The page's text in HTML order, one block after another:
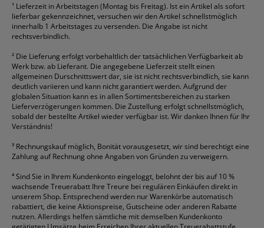
¹ Lieferzeit in Arbeitstagen (Montag bis Freitag). Ist ein Artikel als sofort
lieferbar gekennzeichnet, versuchen wir den Artikel schnellstmöglich
innerhalb 1 Arbeitstages zu versenden. Die Angabe ist nicht
rechtsverbindlich.
² Die Lieferung erfolgt vorbehaltlich der tatsächlichen Verfügbarkeit ab
Werk bzw. ab Lieferant. Die angegebene Lieferzeit stellt einen
allgemeinen Durschnittswert dar, sie ist nicht rechtsverbindlich, sie kann
deutlich variieren und kann nicht garantiert werden. Aufgrund der
globalen Situation kann es in allen Sortimentsbereichen zu starken
Lieferverzögerungen kommen. Die Zustellung erfolgt schnellstmöglich,
sobald der bestellte Artikel wieder verfügbar ist. Wir danken Ihnen für Ihr
Verständnis!
³ Rechnungskauf möglich, Bonität vorausgesetzt, wir sind berechtigt eine
Zahlung auf Rechnung ohne Angaben von Gründen zu verweigern.
⁴Sind Sie in Ihrem Kundenkonto eingeloggt, belohnt der bis auf 10 %
wachsende Treuerabatt Ihre Treure bei regulären Einkäufen direkt in
unserem Shop. Entsprechend werden nur Warenkörbe automatisch
rabattiert, die keine Aktionspreise, Gutscheine oder anderen Rabatte
nutzen. Allerdings helfen sämtliche mit demselben Kundenkonto